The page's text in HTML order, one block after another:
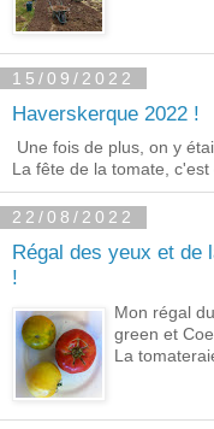
15/09/2022
Haverskerque 2022 !
Une fois de plus, on y
La fête de la tomate,
22/08/2022
Régal des yeux et de
!
Mon régal
green et
La